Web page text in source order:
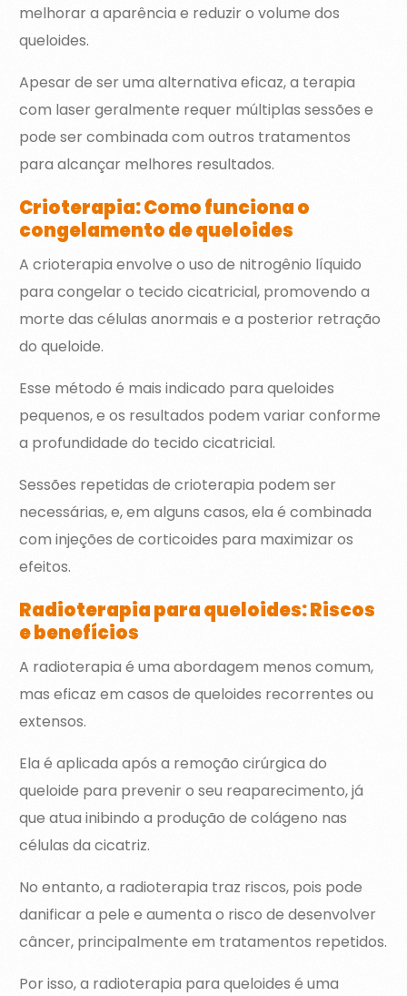
melhorar a aparência e reduzir o volume dos
queloides.
Apesar de ser uma alternativa eficaz, a terapia
com laser geralmente requer múltiplas sessões e
pode ser combinada com outros tratamentos
para alcançar melhores resultados.
Crioterapia: Como funciona o
congelamento de queloides
A crioterapia envolve o uso de nitrogênio líquido
para congelar o tecido cicatricial, promovendo a
morte das células anormais e a posterior retração
do queloide.
Esse método é mais indicado para queloides
pequenos, e os resultados podem variar conforme
a profundidade do tecido cicatricial.
Sessões repetidas de crioterapia podem ser
necessárias, e, em alguns casos, ela é combinada
com injeções de corticoides para maximizar os
efeitos.
Radioterapia para queloides: Riscos
e benefícios
A radioterapia é uma abordagem menos comum,
mas eficaz em casos de queloides recorrentes ou
extensos.
Ela é aplicada após a remoção cirúrgica do
queloide para prevenir o seu reaparecimento, já
que atua inibindo a produção de colágeno nas
células da cicatriz.
No entanto, a radioterapia traz riscos, pois pode
danificar a pele e aumenta o risco de desenvolver
câncer, principalmente em tratamentos repetidos.
Por isso, a radioterapia para queloides é uma